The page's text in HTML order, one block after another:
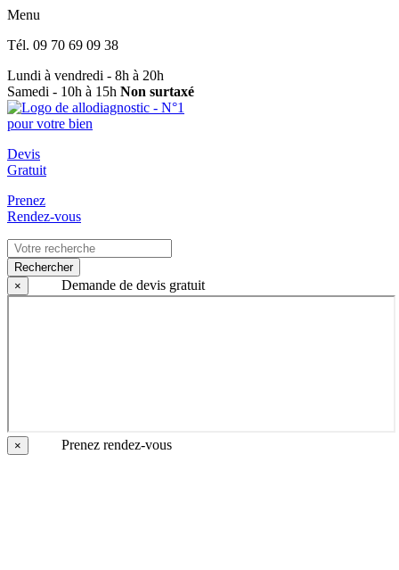
Menu
Tél. 09 70 69 09 38
Lundi à vendredi - 8h à 20h
Samedi - 10h à 15h Non surtaxé
Devis
Gratuit
Prenez
Rendez-vous
Rechercher
×
Demande de devis gratuit
× Prenez rendez-vous